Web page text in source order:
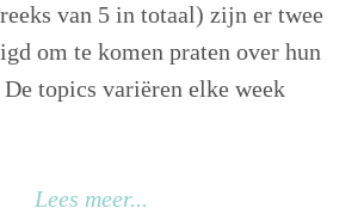
van 5 in totaal) zijn er twee
om te komen praten over hun
topics variëren elke week
Lees meer...